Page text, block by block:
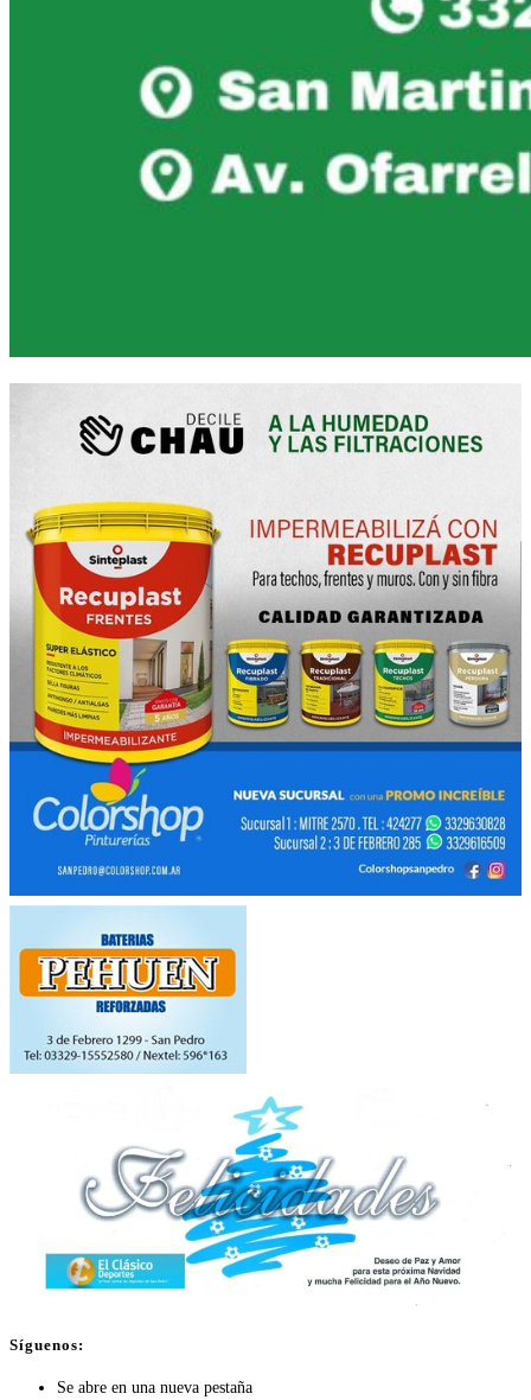
Síguenos:
Se abre en una nueva pestaña